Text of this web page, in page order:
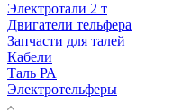
Электротали 2 т
Двигатели тельфера
Запчасти для талей
Кабели
Таль РА
Электротельферы